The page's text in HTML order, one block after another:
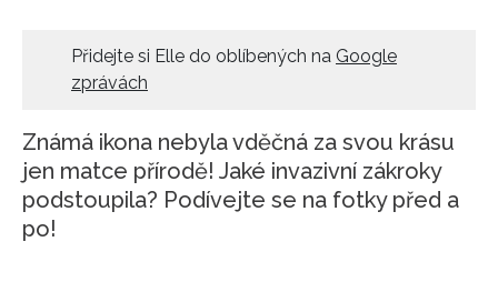
Přidejte si Elle do oblíbených na Google
zprávách
Známá ikona nebyla vděčná za svou krásu
jen matce přírodě! Jaké invazivní zákroky
podstoupila? Podívejte se na fotky před a
po!